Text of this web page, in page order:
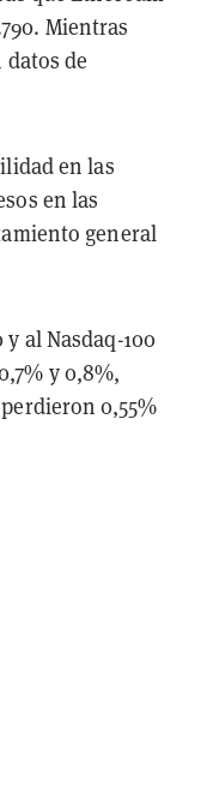
Mientras
datos de
en las
en las
general
al Nasdaq-100
y 0,8%,
0,55%